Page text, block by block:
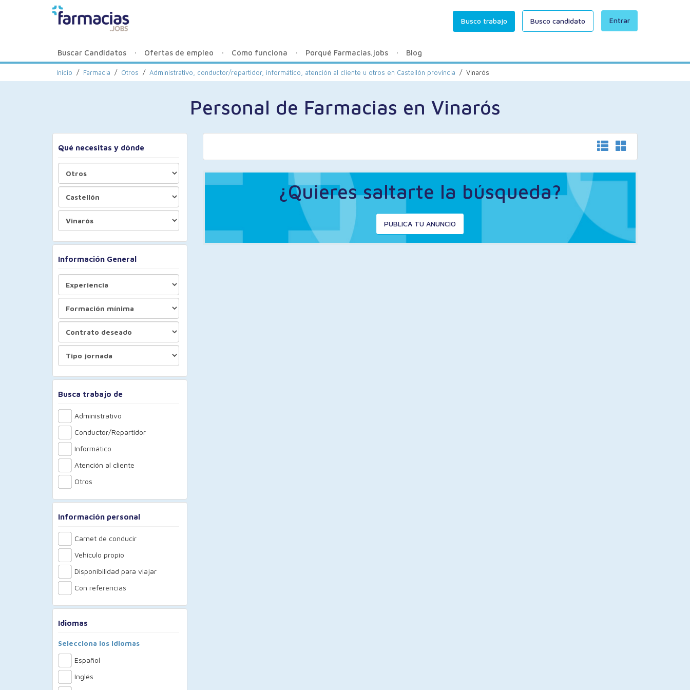
Entrar
Busco trabajo Busco candidato
Buscar Candidatos Ofertas de empleo Cómo funciona Porqué Farmacias.jobs Blog
Inicio / Farmacia / Otros / Administrativo, conductor/repartidor, informático, atención al cliente u otros en Castellón provincia / Vinarós
Personal de Farmacias en Vinarós
Qué necesitas y dónde
Información General
Busca trabajo de
Administrativo
Conductor/Repartidor
Informático
Atención al cliente
Otros
Información personal
Carnet de conducir
Vehículo propio
Disponibilidad para viajar
Con referencias
Idiomas
Selecciona los idiomas
Español
Inglés
¿Quieres saltarte la búsqueda?
PUBLICA TU ANUNCIO